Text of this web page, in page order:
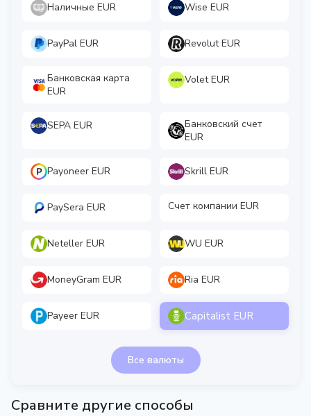
Наличные EUR Wise EUR
PayPal EUR Revolut EUR
Банковская карта
EUR
Volet EUR
SEPA EUR
Банковский счет
EUR
Payoneer EUR Skrill EUR
PaySera EUR Счет компании EUR
Neteller EUR WU EUR
MoneyGram EUR Ria EUR
Payeer EUR Capitalist EUR
Все валюты
Сравните другие способы